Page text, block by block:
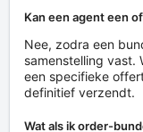
Kan een agent een
Nee, zodra een
samenstelling vast.
een specifieke
definitief verzendt.
Wat als ik order-